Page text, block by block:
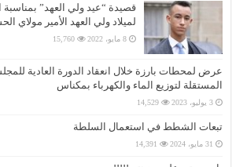
قصيدة “عيد ولي العهد”
لميلاد ولي العهد الأمير مولاي
8 مايو، 2022 15,760
عرض لمحطات بارزة خلال انعقاد الدورة العادية
المستقلة لتوزيع الماء والكهرباء بمكناس
3 يوليو، 2023 14,529
تبعات الشطط في استعمال السلطة
31 مايو، 2024 14,391